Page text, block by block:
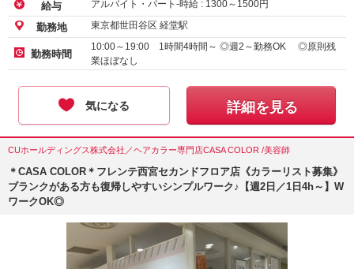
給与 アルバイト・パート-時給 : 1300～ 1500円
勤務地 東京都世田谷区 経堂駅
勤務時間
10:00～19:00 1時間4時間～ ◎週2～勤務OK ◎原則残
業ほぼなし
気になる 詳細を見る
CUホールディングス株式会社／ヘアカラー専門店CASA COLOR /美容師
＊CASA COLOR＊フレンテ西宮セカンドフロア店《カラーリスト募集》
ブランクがある方も復帰しやすいシンプルワーク♪【週2日／1日4h～】W
ワークOK◎